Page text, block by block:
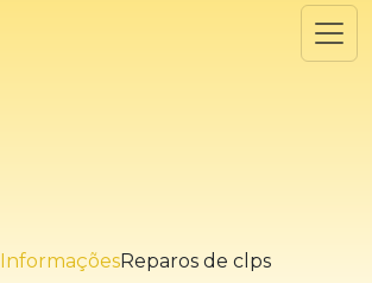
InformaçõesReparos de clps